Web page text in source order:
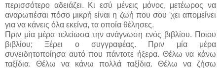
περισσότερο αδειάζει. Κι εσύ μένεις μόνος, μετέωρος να
αναρωτιέσαι πόσο μικρή είναι η ζωή που σου 'χει απομείνει
για να κάνεις όλα εκείνα, τα οποία θέλησες.
Πριν μία μέρα τελείωσα την ανάγνωση ενός βιβλίου. Ποιου
βιβλίου; Ξέρει ο συγγραφέας. Πριν μία μέρα
συνειδητοποίησα αυτό που πάντοτε ήξερα. Θέλω να κάνω
ταξίδια. Θέλω να κάνω πολλά ταξίδια. Θέλω να ζήσω